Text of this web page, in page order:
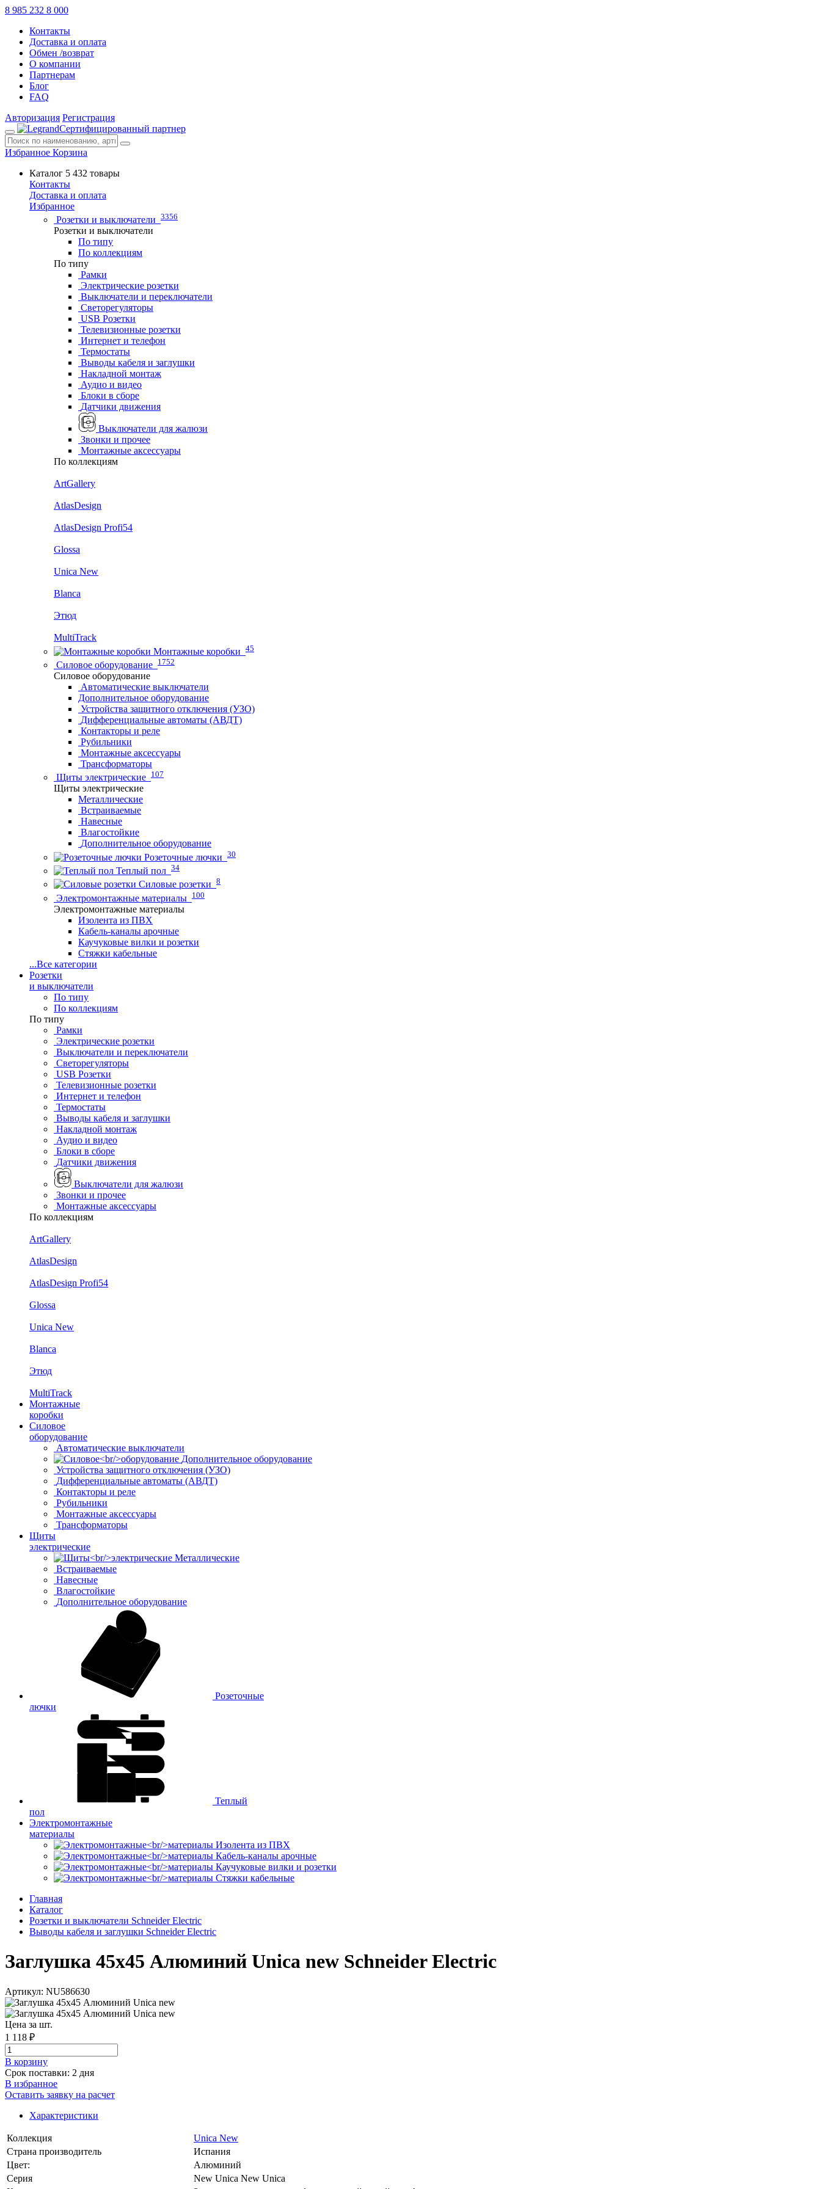
8 985 232 8 000
Контакты
Доставка и оплата
Обмен /возврат
О компании
Партнерам
Блог
FAQ
Авторизация Регистрация
Сертифицированный партнер
Избранное Корзина
Каталог 5 432 товары
Контакты
Доставка и оплата
Избранное
Розетки и выключатели 3356
Розетки и выключатели
По типу
По коллекциям
По типу
Рамки
Электрические розетки
Выключатели и переключатели
Светорегуляторы
USB Розетки
Телевизионные розетки
Интернет и телефон
Термостаты
Выводы кабеля и заглушки
Накладной монтаж
Аудио и видео
Блоки в сборе
Датчики движения
Выключатели для жалюзи
Звонки и прочее
Монтажные аксессуары
По коллекциям
ArtGallery
AtlasDesign
AtlasDesign Profi54
Glossa
Unica New
Blanca
Этюд
MultiTrack
Монтажные коробки 45
Силовое оборудование 1752
Силовое оборудование
Автоматические выключатели
Дополнительное оборудование
Устройства защитного отключения (УЗО)
Дифференциальные автоматы (АВДТ)
Контакторы и реле
Рубильники
Монтажные аксессуары
Трансформаторы
Щиты электрические 107
Щиты электрические
Металлические
Встраиваемые
Навесные
Влагостойкие
Дополнительное оборудование
Розеточные лючки 30
Теплый пол 34
Силовые розетки 8
Электромонтажные материалы 100
Электромонтажные материалы
Изолента из ПВХ
Кабель-каналы арочные
Каучуковые вилки и розетки
Стяжки кабельные
...Все категории
Розетки
и выключатели
По типу
По коллекциям
По типу
Рамки
Электрические розетки
Выключатели и переключатели
Светорегуляторы
USB Розетки
Телевизионные розетки
Интернет и телефон
Термостаты
Выводы кабеля и заглушки
Накладной монтаж
Аудио и видео
Блоки в сборе
Датчики движения
Выключатели для жалюзи
Звонки и прочее
Монтажные аксессуары
По коллекциям
ArtGallery
AtlasDesign
AtlasDesign Profi54
Glossa
Unica New
Blanca
Этюд
MultiTrack
Монтажные
коробки
Силовое
оборудование
Автоматические выключатели
Дополнительное оборудование
Устройства защитного отключения (УЗО)
Дифференциальные автоматы (АВДТ)
Контакторы и реле
Рубильники
Монтажные аксессуары
Трансформаторы
Щиты
электрические
Металлические
Встраиваемые
Навесные
Влагостойкие
Дополнительное оборудование
Розеточные
лючки
Теплый
пол
Электромонтажные
материалы
Изолента из ПВХ
Кабель-каналы арочные
Каучуковые вилки и розетки
Стяжки кабельные
Главная
Каталог
Розетки и выключатели Schneider Electric
Выводы кабеля и заглушки Schneider Electric
Заглушка 45х45 Алюминий Unica new Schneider Electric
Артикул: NU586630
Цена за шт.
1 118 ₽
В корзинy
Срок поставки: 2 дня
В избранное
Оставить заявку на расчет
Характеристики
Коллекция
Unica New
Страна производитель
Испания
Цвет:
Алюминий
Серия
New Unica New Unica